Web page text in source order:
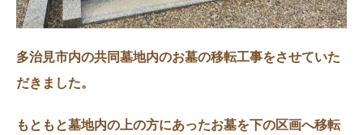
多治見市内の共同墓地内のお墓の移転工事をさせていた
だきました。
もともと墓地内の上の方にあったお墓を下の区画へ移転